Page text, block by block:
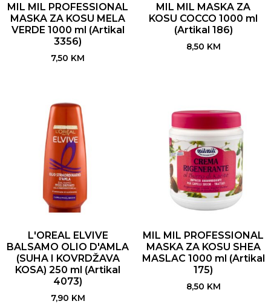
MIL MIL PROFESSIONAL
MASKA ZA KOSU MELA
VERDE 1000 ml (Artikal
3356)
7,50 KM
MIL MIL MASKA ZA
KOSU COCCO 1000 ml
(Artikal 186)
8,50 KM
L'OREAL ELVIVE
BALSAMO OLIO D'AMLA
(SUHA I KOVRDŽAVA
KOSA) 250 ml (Artikal
4073)
7,90 KM
MIL MIL PROFESSIONAL
MASKA ZA KOSU SHEA
MASLAC 1000 ml (Artikal
175)
8,50 KM